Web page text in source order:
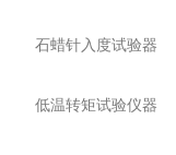
石蜡针入度试验器
低温转矩试验仪器